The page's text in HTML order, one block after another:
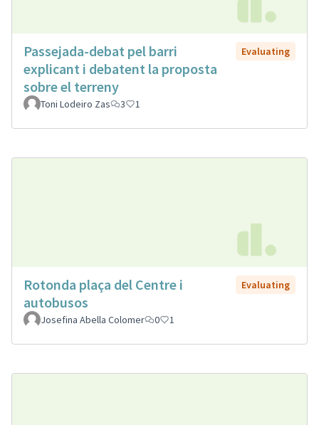
Passejada-debat pel barri
explicant i debatent la proposta
sobre el terreny
Evaluating
Toni Lodeiro Zas 3 1
Rotonda plaça del Centre i
autobusos
Evaluating
Josefina Abella Colomer 0 1